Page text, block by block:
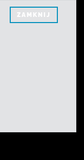
ZAMKNIJ